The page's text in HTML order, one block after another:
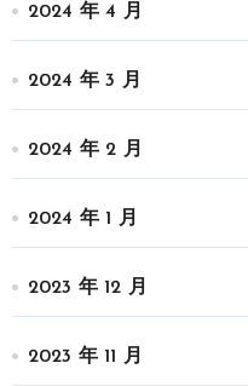
2024 年 4 月
2024 年 3 月
2024 年 2 月
2024 年 1 月
2023 年 12 月
2023 年 11 月